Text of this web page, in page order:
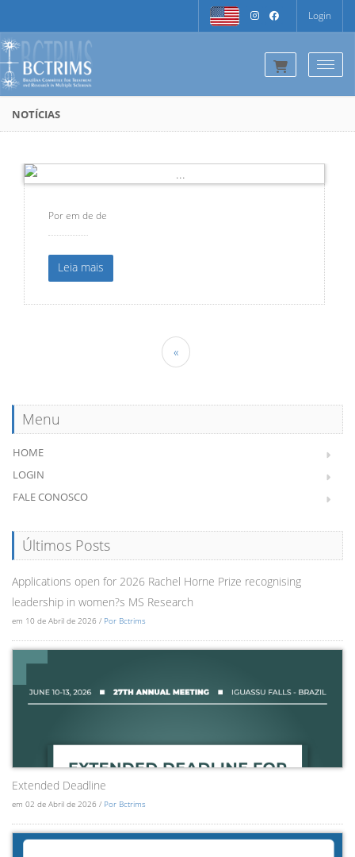
Login
NOTÍCIAS
Porem de de
Leia mais
«
Menu
HOME
LOGIN
FALE CONOSCO
Últimos Posts
Applications open for 2026 Rachel Horne Prize recognising
leadership in women?s MS Research
em 10 de Abril de 2026 / Por Bctrims
Extended Deadline
em 02 de Abril de 2026 / Por Bctrims